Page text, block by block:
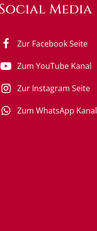
auszublenden
auszublenden
Media
Zur Facebook Seite
Zum YouTube Kanal
Zur Instagram Seite
Zum WhatsApp Kanal